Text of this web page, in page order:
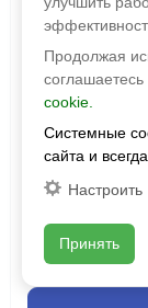
Размер:396х80
Фактура:
Тип:
Толщина:15.5 мм
Цвета:
435 руб./шт
Продолжая
соглашаетесь
cookie.
Системные
сайта и
Настроить
Принять